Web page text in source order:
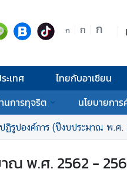
ก ก ก
ะเทศ ไทยกับอาเซียน
การทุจริต นโยบายกา
รูปองค์การ (ปีงบประมาณ พ.ศ.
ณ พ.ศ. 2562 -